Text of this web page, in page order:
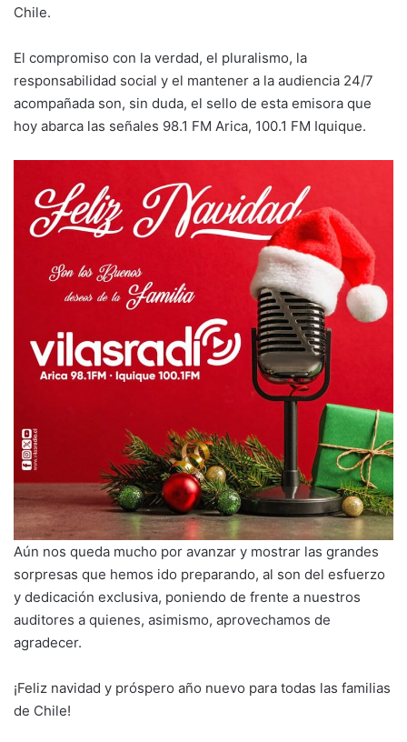
Chile.
El compromiso con la verdad, el pluralismo, la
responsabilidad social y el mantener a la audiencia 24/7
acompañada son, sin duda, el sello de esta emisora que
hoy abarca las señales 98.1 FM Arica, 100.1 FM Iquique.
Aún nos queda mucho por avanzar y mostrar las grandes
sorpresas que hemos ido preparando, al son del esfuerzo
y dedicación exclusiva, poniendo de frente a nuestros
auditores a quienes, asimismo, aprovechamos de
agradecer.
¡Feliz navidad y próspero año nuevo para todas las familias
de Chile!